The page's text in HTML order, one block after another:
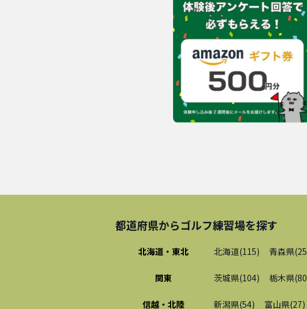
都道府県からゴルフ練習場を探す
北海道・東北 北海道(115) 青森県(25
関東 茨城県(104) 栃木県(80
信越・北陸 新潟県(54) 富山県(27)